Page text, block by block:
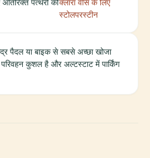
पत्थरों कीक्लारा वीस के लिए
स्टोलपरस्टीन
पैदल या बाइक से सबसे अच्छा खोजा
परिवहन कुशल है और अल्टस्टाट में पार्किंग